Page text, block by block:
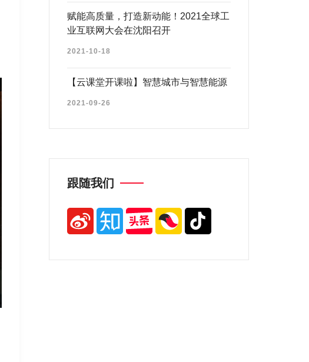
赋能高质量，打造新动能！2021全球工
业互联网大会在沈阳召开
2021-10-18
【云课堂开课啦】智慧城市与智慧能源
2021-09-26
跟随我们